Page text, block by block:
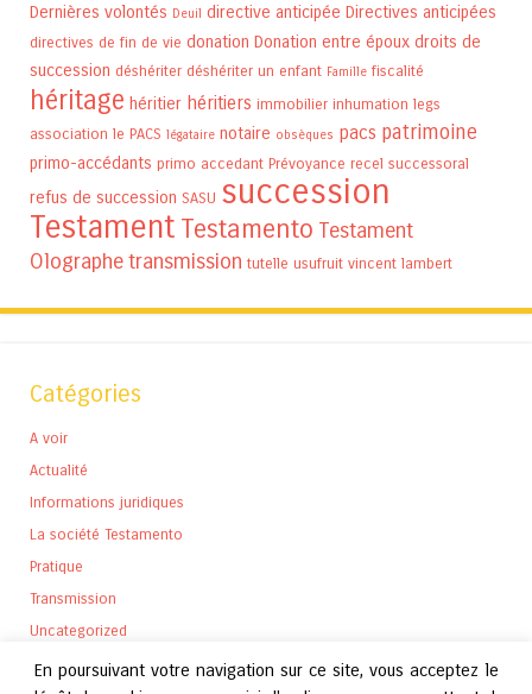
Dernières volontés Deuil directive anticipée Directives anticipées
directives de fin de vie donation Donation entre époux droits de
succession déshériter déshériter un enfant Famille fiscalité
héritage héritier héritiers immobilier inhumation legs
association le PACS légataire notaire obsèques pacs patrimoine
primo-accédants primo accedant Prévoyance recel successoral
refus de succession SASU succession
Testament Testamento Testament
Olographetransmission tutelle usufruit vincent lambert
Catégories
A voir
Actualité
Informations juridiques
La société Testamento
Pratique
Transmission
Uncategorized
En poursuivant votre navigation sur ce site, vous acceptez le